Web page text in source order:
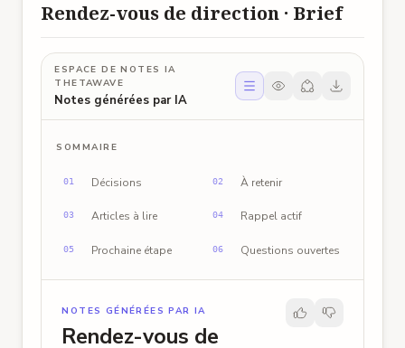
restent visibles pour vérifier la synthèse de droite.
Rendez-vous de direction · Brief
ESPACE DE NOTES IA
THETAWAVE
Notes générées par IA
Partager les notes
SOMMAIRE
01 Décisions 02 À retenir
03 Articles à lire 04 Rappel actif
05 Prochaine étape 06 Questions ouvertes
NOTES GÉNÉRÉES PAR IA
Rendez-vous de